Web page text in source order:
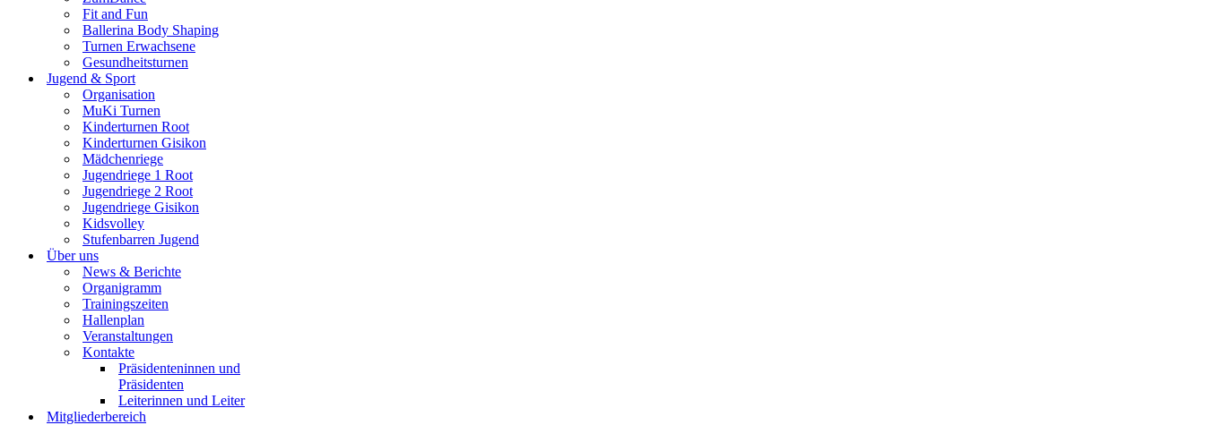
Fit and Fun
Ballerina Body Shaping
Turnen Erwachsene
Gesundheitsturnen
Jugend & Sport
Organisation
MuKi Turnen
Kinderturnen Root
Kinderturnen Gisikon
Mädchenriege
Jugendriege 1 Root
Jugendriege 2 Root
Jugendriege Gisikon
Kidsvolley
Stufenbarren Jugend
Über uns
News & Berichte
Organigramm
Trainingszeiten
Hallenplan
Veranstaltungen
Kontakte
Präsidenteninnen und
Präsidenten
Leiterinnen und Leiter
Mitgliederbereich